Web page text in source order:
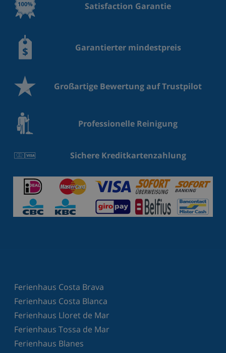
Satisfaction Garantie
Garantierter mindestpreis
Großartige Bewertung auf Trustpilot
Professionelle Reinigung
Sichere Kreditkartenzahlung
Ferienhaus Costa Brava
Ferienhaus Costa Blanca
Ferienhaus Lloret de Mar
Ferienhaus Tossa de Mar
Ferienhaus Blanes